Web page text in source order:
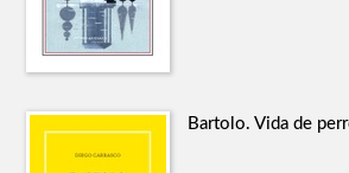
Bartolo. Vida de